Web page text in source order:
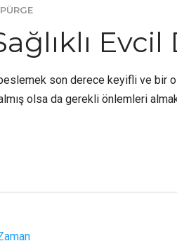
son derece keyifli ve bir
olsa da gerekli önlemleri